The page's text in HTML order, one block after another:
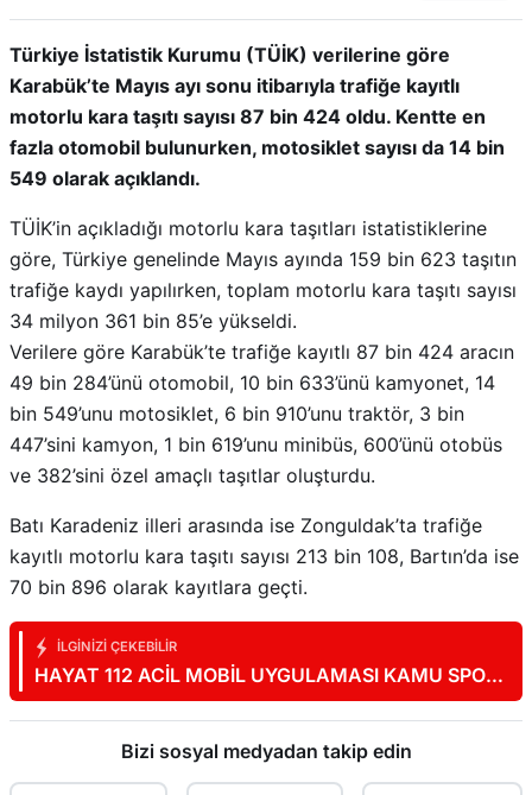
Türkiye İstatistik Kurumu (TÜİK) verilerine göre
Karabük’te Mayıs ayı sonu itibarıyla trafiğe kayıtlı
motorlu kara taşıtı sayısı 87 bin 424 oldu. Kentte en
fazla otomobil bulunurken, motosiklet sayısı da 14 bin
549 olarak açıklandı.
TÜİK’in açıkladığı motorlu kara taşıtları istatistiklerine
göre, Türkiye genelinde Mayıs ayında 159 bin 623 taşıtın
trafiğe kaydı yapılırken, toplam motorlu kara taşıtı sayısı
34 milyon 361 bin 85’e yükseldi.
Verilere göre Karabük’te trafiğe kayıtlı 87 bin 424 aracın
49 bin 284’ünü otomobil, 10 bin 633’ünü kamyonet, 14
bin 549’unu motosiklet, 6 bin 910’unu traktör, 3 bin
447’sini kamyon, 1 bin 619’unu minibüs, 600’ünü otobüs
ve 382’sini özel amaçlı taşıtlar oluşturdu.
Batı Karadeniz illeri arasında ise Zonguldak’ta trafiğe
kayıtlı motorlu kara taşıtı sayısı 213 bin 108, Bartın’da ise
70 bin 896 olarak kayıtlara geçti.
İLGINIZI ÇEKEBILIR
HAYAT 112 ACİL MOBİL UYGULAMASI KAMU SPOTU
YAYINDA
Bizi sosyal medyadan takip edin